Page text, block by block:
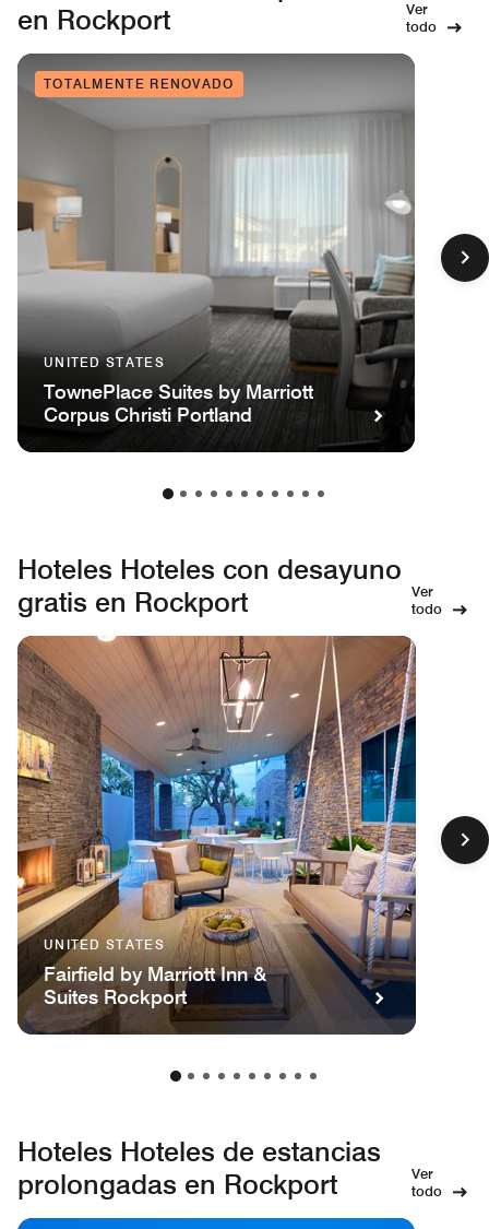
en Rockport
Ver
todo
TOTALMENTE RENOVADO
UNITED STATES
TownePlace Suites by Marriott
Corpus Christi Portland
Hoteles Hoteles con desayuno
gratis en Rockport
Ver
todo
UNITED STATES
Fairfield by Marriott Inn &
Suites Rockport
Hoteles Hoteles de estancias
prolongadas en Rockport
Ver
todo